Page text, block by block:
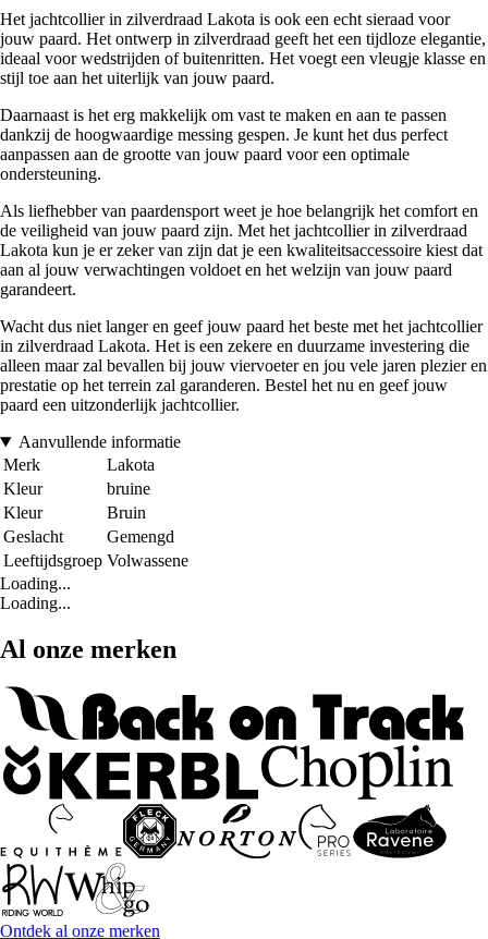
Het jachtcollier in zilverdraad Lakota is ook een echt sieraad voor
jouw paard. Het ontwerp in zilverdraad geeft het een tijdloze elegantie,
ideaal voor wedstrijden of buitenritten. Het voegt een vleugje klasse en
stijl toe aan het uiterlijk van jouw paard.
Daarnaast is het erg makkelijk om vast te maken en aan te passen
dankzij de hoogwaardige messing gespen. Je kunt het dus perfect
aanpassen aan de grootte van jouw paard voor een optimale
ondersteuning.
Als liefhebber van paardensport weet je hoe belangrijk het comfort en
de veiligheid van jouw paard zijn. Met het jachtcollier in zilverdraad
Lakota kun je er zeker van zijn dat je een kwaliteitsaccessoire kiest dat
aan al jouw verwachtingen voldoet en het welzijn van jouw paard
garandeert.
Wacht dus niet langer en geef jouw paard het beste met het jachtcollier
in zilverdraad Lakota. Het is een zekere en duurzame investering die
alleen maar zal bevallen bij jouw viervoeter en jou vele jaren plezier en
prestatie op het terrein zal garanderen. Bestel het nu en geef jouw
paard een uitzonderlijk jachtcollier.
Aanvullende informatie
Merk
Lakota
Kleur
bruine
Kleur
Bruin
Geslacht
Gemengd
Leeftijdsgroep Volwassene
Loading...
Loading...
Al onze merken
Ontdek al onze merken